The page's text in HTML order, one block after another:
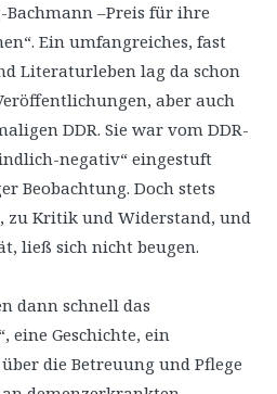
–Preis für ihre
Ein umfangreiches, fast
Literaturleben lag da schon
aber auch
DDR. Sie war vom DDR-
negativ“ eingestuft
Beobachtung. Doch stets
zu Kritik und Widerstand, und
ließ sich nicht beugen.
dann schnell das
eine Geschichte, ein
die Betreuung und Pflege